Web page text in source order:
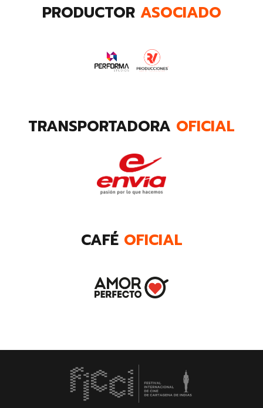
PRODUCTOR ASOCIADO
TRANSPORTADORA OFICIAL
CAFÉ OFICIAL